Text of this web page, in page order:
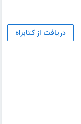
دریافت از کتابراه